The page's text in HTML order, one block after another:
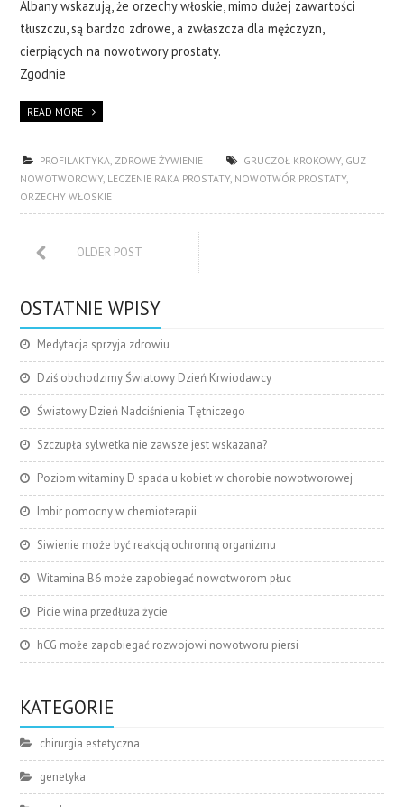
Albany wskazują, że orzechy włoskie, mimo dużej zawartości
tłuszczu, są bardzo zdrowe, a zwłaszcza dla mężczyzn,
cierpiących na nowotwory prostaty.
Zgodnie
READ MORE
PROFILAKTYKA, ZDROWE ŻYWIENIE GRUCZOŁ KROKOWY, GUZ
NOWOTWOROWY, LECZENIE RAKA PROSTATY, NOWOTWÓR PROSTATY,
ORZECHY WŁOSKIE
OLDER POST
OSTATNIE WPISY
Medytacja sprzyja zdrowiu
Dziś obchodzimy Światowy Dzień Krwiodawcy
Światowy Dzień Nadciśnienia Tętniczego
Szczupła sylwetka nie zawsze jest wskazana?
Poziom witaminy D spada u kobiet w chorobie nowotworowej
Imbir pomocny w chemioterapii
Siwienie może być reakcją ochronną organizmu
Witamina B6 może zapobiegać nowotworom płuc
Picie wina przedłuża życie
hCG może zapobiegać rozwojowi nowotworu piersi
KATEGORIE
chirurgia estetyczna
genetyka